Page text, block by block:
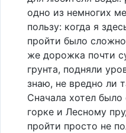
одно из немногих
пользу: когда я
пройти было
же дорожка почти
грунта, подняли
знаю, не вредно ли
Сначала хотел
горке и Лесному
пройти просто не